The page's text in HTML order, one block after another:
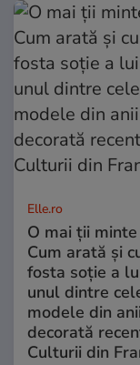
Elle.ro
O mai ții minte
Cum arată și
fosta soție a
unul dintre
modele din
decorată
Culturii din